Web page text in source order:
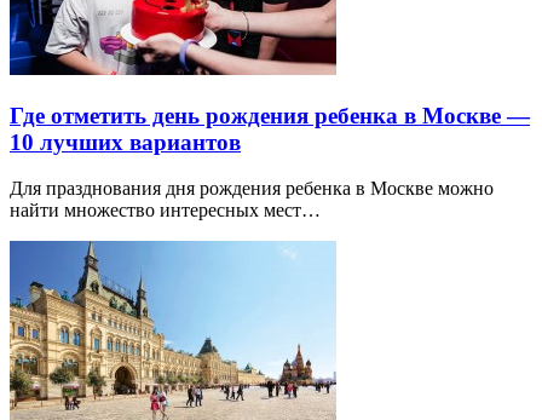
Где отметить день рождения ребенка в Москве —
10 лучших вариантов
Для празднования дня рождения ребенка в Москве можно
найти множество интересных мест…